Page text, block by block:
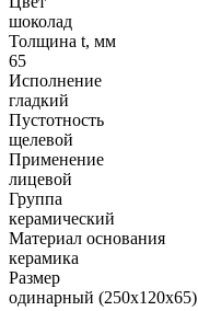
шоколад
Толщина t, мм
65
Исполнение
гладкий
Пустотность
щелевой
Применение
лицевой
Группа
керамический
Материал основания
керамика
Размер
одинарный (250х120х65)